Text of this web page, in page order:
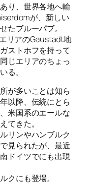
り、世界各地へ輸
が、新しい
たブルーパブ。
リアのGaustadt地
ストホフを持って
じエリアのちょっ
る。
が多いことは知ら
以降、伝統にとら
米国系のエールな
てきた。
リンやハンブルク
見られたが、最近
ドイツでにも出現
クにも登場。